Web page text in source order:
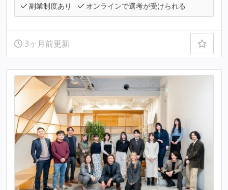
副業制度あり
オンラインで選考が受けられる
3ヶ月前更新